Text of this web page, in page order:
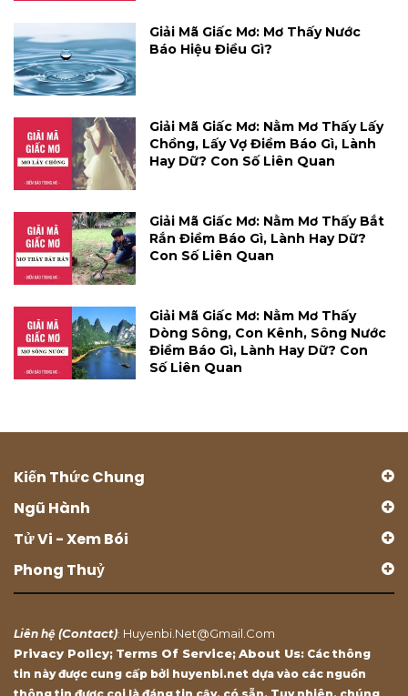
Giải Mã Giấc Mơ: Mơ Thấy Nước
Báo Hiệu Điều Gì?
Giải Mã Giấc Mơ: Nằm Mơ Thấy Lấy
Chồng, Lấy Vợ Điềm Báo Gì, Lành
Hay Dữ? Con Số Liên Quan
Giải Mã Giấc Mơ: Nằm Mơ Thấy Bắt
Rắn Điềm Báo Gì, Lành Hay Dữ?
Con Số Liên Quan
Giải Mã Giấc Mơ: Nằm Mơ Thấy
Dòng Sông, Con Kênh, Sông Nước
Điềm Báo Gì, Lành Hay Dữ? Con
Số Liên Quan
Kiến Thức Chung
Ngũ Hành
Tử Vi - Xem Bói
Phong Thuỷ
Liên hệ (Contact): Huyenbi.net@gmail.com
Privacy Policy; Terms Of Service; About Us: Các thông
tin này được cung cấp bởi huyenbi.net dựa vào các nguồn